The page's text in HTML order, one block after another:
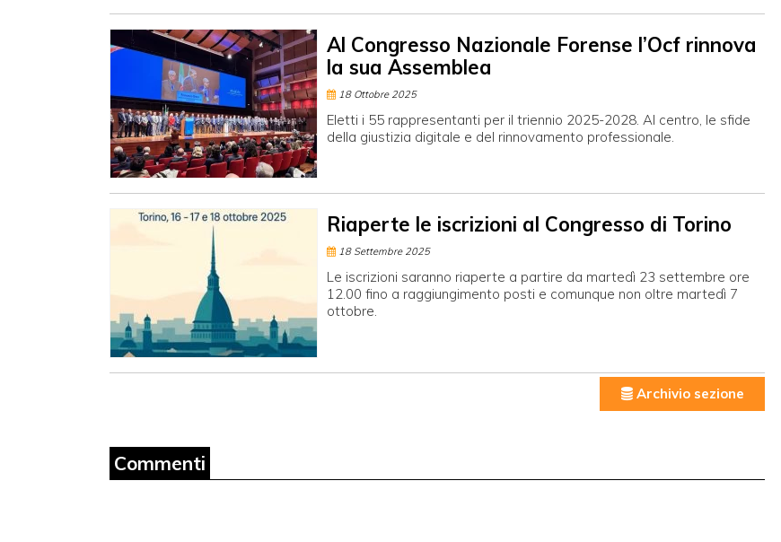
Al Congresso Nazionale Forense l’Ocf rinnova
la sua Assemblea
18 Ottobre 2025
Eletti i 55 rappresentanti per il triennio 2025-2028. Al centro, le sfide
della giustizia digitale e del rinnovamento professionale.
Riaperte le iscrizioni al Congresso di Torino
18 Settembre 2025
Le iscrizioni saranno riaperte a partire da martedì 23 settembre ore
12.00 fino a raggiungimento posti e comunque non oltre martedì 7
ottobre.
Archivio sezione
Commenti